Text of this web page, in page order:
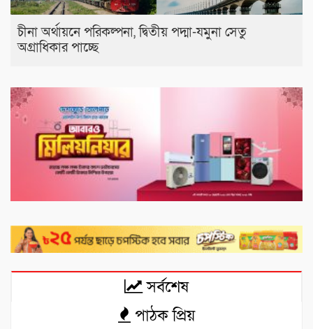
চীনা অর্থায়নে পরিকল্পনা, দ্বিতীয় পদ্মা-যমুনা সেতু
অগ্রাধিকার পাচ্ছে
সর্বশেষ
পাঠক প্রিয়